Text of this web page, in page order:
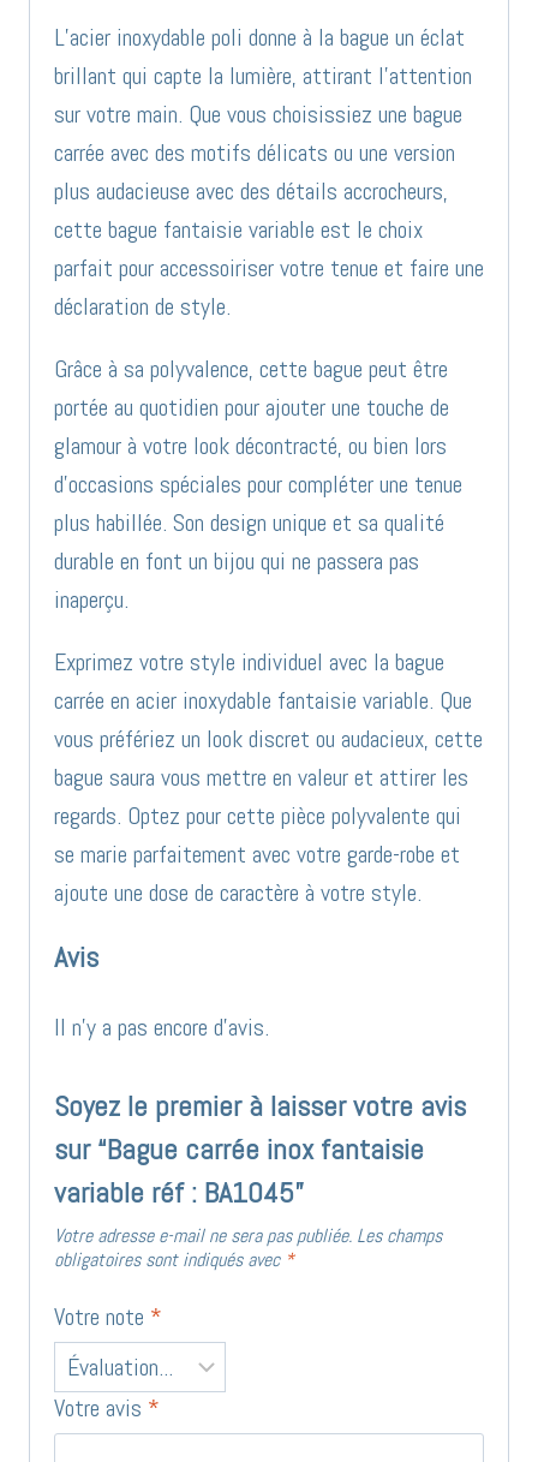
L’acier inoxydable poli donne à la bague un éclat
brillant qui capte la lumière, attirant l’attention
sur votre main. Que vous choisissiez une bague
carrée avec des motifs délicats ou une version
plus audacieuse avec des détails accrocheurs,
cette bague fantaisie variable est le choix
parfait pour accessoiriser votre tenue et faire une
déclaration de style.
Grâce à sa polyvalence, cette bague peut être
portée au quotidien pour ajouter une touche de
glamour à votre look décontracté, ou bien lors
d’occasions spéciales pour compléter une tenue
plus habillée. Son design unique et sa qualité
durable en font un bijou qui ne passera pas
inaperçu.
Exprimez votre style individuel avec la bague
carrée en acier inoxydable fantaisie variable. Que
vous préfériez un look discret ou audacieux, cette
bague saura vous mettre en valeur et attirer les
regards. Optez pour cette pièce polyvalente qui
se marie parfaitement avec votre garde-robe et
ajoute une dose de caractère à votre style.
Avis
Il n’y a pas encore d’avis.
Soyez le premier à laisser votre avis
sur “Bague carrée inox fantaisie
variable réf : BA1045”
Votre adresse e-mail ne sera pas publiée. Les champs
obligatoires sont indiqués avec *
Votre note *
Votre avis *